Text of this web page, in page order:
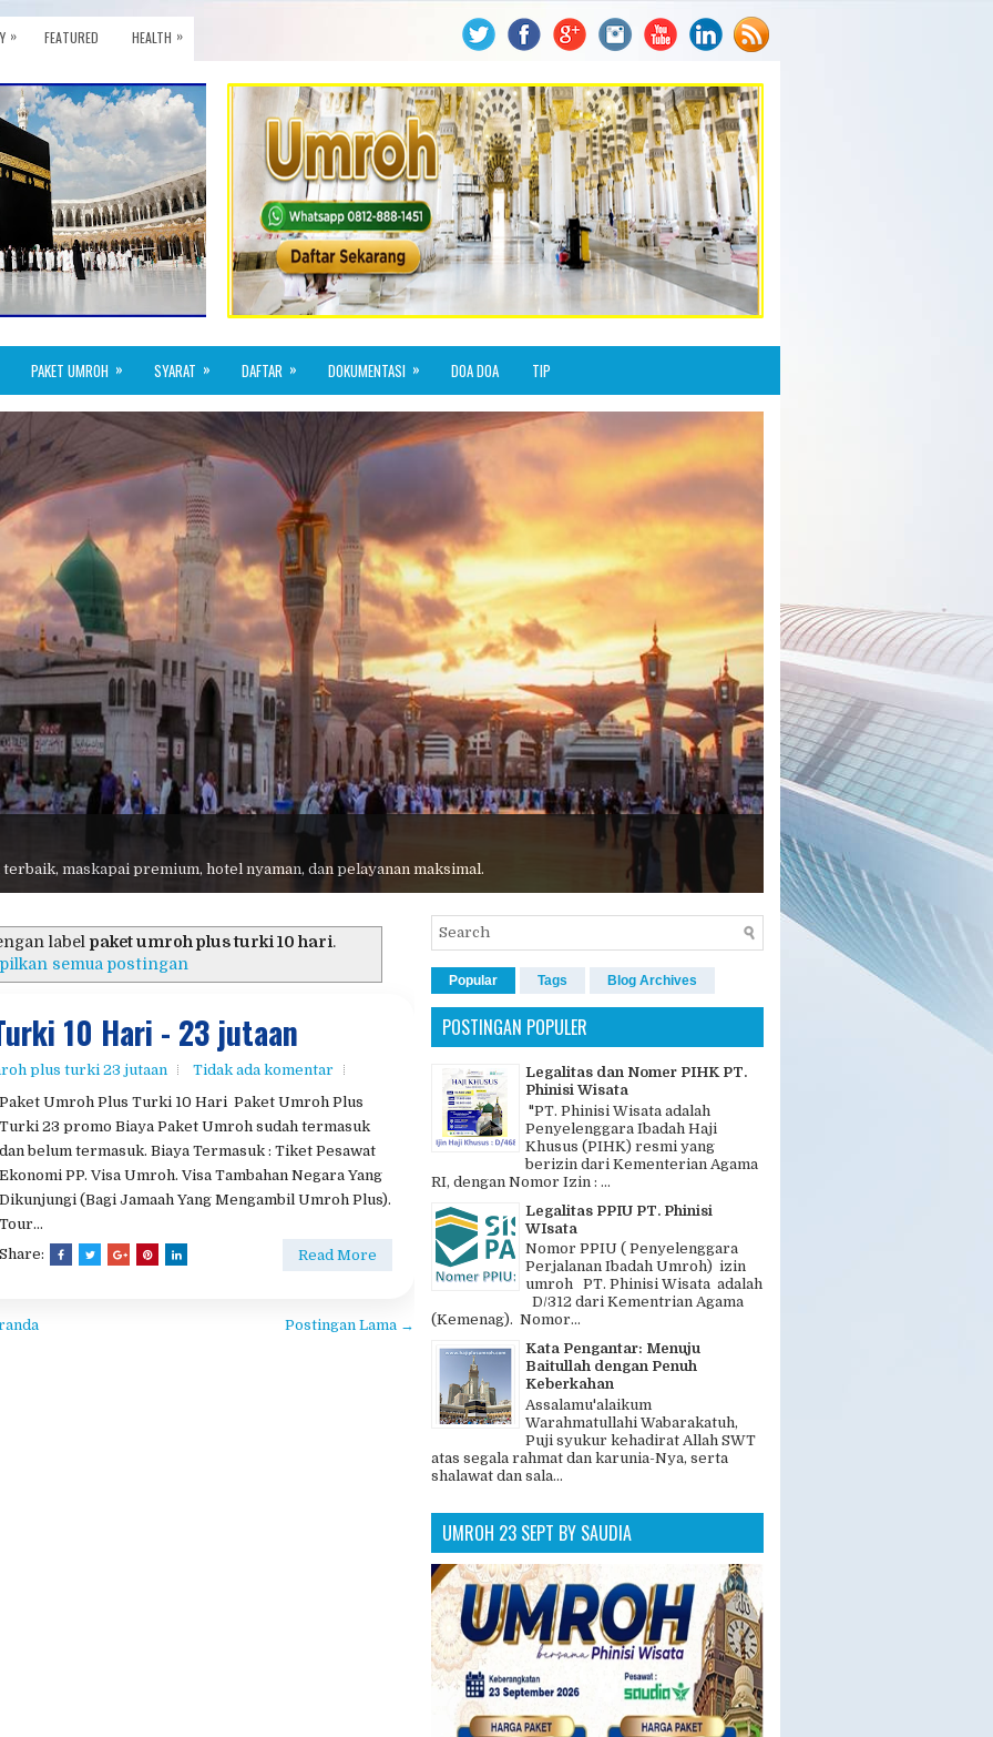
» FEATURED HEALTH »
PAKET UMROH » SYARAT » DAFTAR » DOKUMENTASI » DOA DOA TIP
maskapai premium, hotel nyaman, dan pelayanan maksimal.
jamaah - Harga transparan - Pembimbing profesional - Pelayanan hingga pulang
label paket umroh plus turki 10 hari.
semua postingan
10 Hari - 23 jutaan
plus turki 23 jutaan
Tidak ada komentar
Paket Umroh Plus Turki 10 Hari Paket Umroh Plus
Turki 23 promo Biaya Paket Umroh sudah termasuk
Ekonomi PP. Visa Umroh. Visa Tambahan Negara Yang
Tour...
Share:
Postingan Lama →
Blog Archives
POSTINGAN POPULER
Legalitas dan Nomer PIHK PT.
Phinisi Wisata
"PT. Phinisi Wisata adalah
Penyelenggara Ibadah Haji
Khusus (PIHK) resmi yang
berizin dari Kementerian Agama
RI, dengan Nomor Izin : ...
Legalitas PPIU PT. Phinisi
WIsata
Nomor PPIU ( Penyelenggara
Perjalanan Ibadah Umroh) izin
umroh PT. Phinisi Wisata adalah
D/312 dari Kementrian Agama
(Kemenag). Nomor...
Kata Pengantar: Menuju
Baitullah dengan Penuh
Keberkahan
Assalamu'alaikum
Warahmatullahi Wabarakatuh,
Puji syukur kehadirat Allah SWT
atas segala rahmat dan karunia-Nya, serta
UMROH 23 SEPT BY SAUDIA